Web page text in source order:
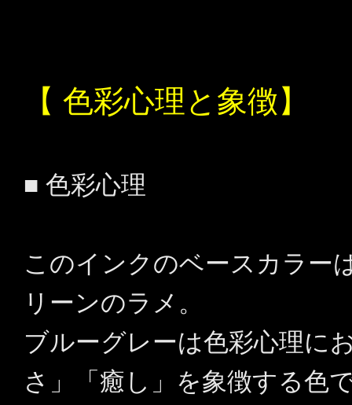
【 色彩心理と象徴】
■ 色彩心理
このインクのベースカラー
リーンのラメ。
ブルーグレーは色彩心理に
さ」「癒し」を象徴する色